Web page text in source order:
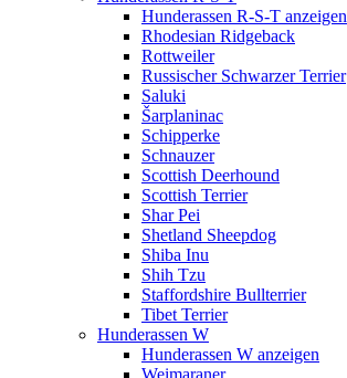
Hunderassen R-S-T anzeigen
Rhodesian Ridgeback
Rottweiler
Russischer Schwarzer Terrier
Saluki
Šarplaninac
Schipperke
Schnauzer
Scottish Deerhound
Scottish Terrier
Shar Pei
Shetland Sheepdog
Shiba Inu
Shih Tzu
Staffordshire Bullterrier
Tibet Terrier
Hunderassen W
Hunderassen W anzeigen
Weimaraner